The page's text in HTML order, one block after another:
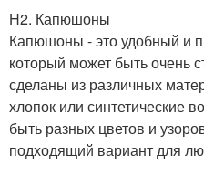
H2. Капюшоны
Капюшоны - это удобный и
который может быть очень
сделаны из различных
хлопок или синтетические
быть разных цветов и
подходящий вариант для